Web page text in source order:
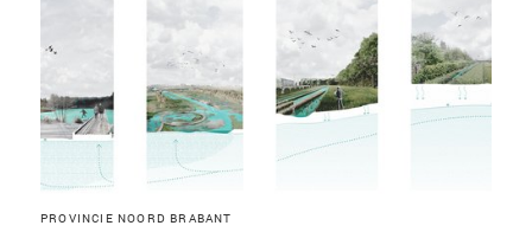
PROVINCIE NOORD BRABANT